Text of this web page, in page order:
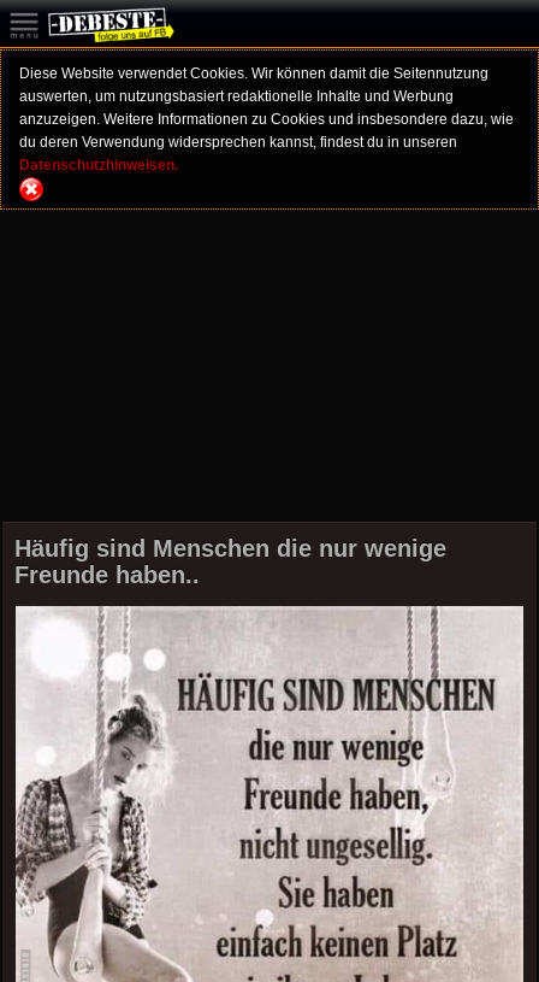
Diese Website verwendet Cookies. Wir können damit die Seitennutzung
auswerten, um nutzungsbasiert redaktionelle Inhalte und Werbung
anzuzeigen. Weitere Informationen zu Cookies und insbesondere dazu, wie
du deren Verwendung widersprechen kannst, findest du in unseren
Datenschutzhinweisen.
Häufig sind Menschen die nur wenige
Freunde haben..